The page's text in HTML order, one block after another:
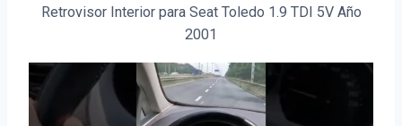
Retrovisor Interior para Seat Toledo 1.9 TDI 5V Año
2001